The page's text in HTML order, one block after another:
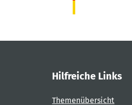
Hilfreiche Links
Themenübersicht